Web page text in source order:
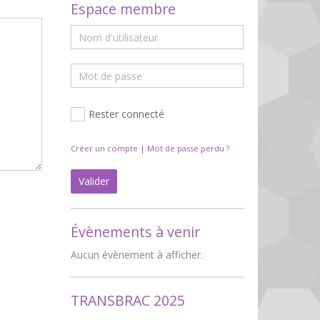
Espace membre
Rester connecté
Créer un compte | Mot de passe perdu ?
Valider
Évènements à venir
Aucun évènement à afficher.
TRANSBRAC 2025